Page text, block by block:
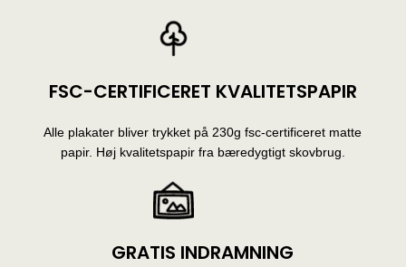
FSC-CERTIFICERET KVALITETSPAPIR
Alle plakater bliver trykket på 230g fsc-certificeret matte
papir. Høj kvalitetspapir fra bæredygtigt skovbrug.
GRATIS INDRAMNING